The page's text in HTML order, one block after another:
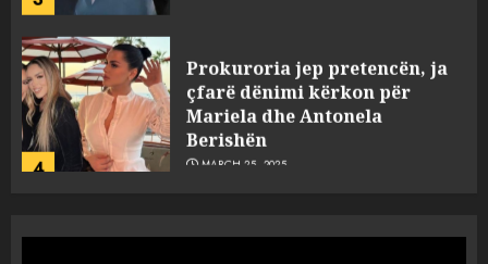
4
Prokuroria jep pretencën, ja
çfarë dënimi kërkon për
Mariela dhe Antonela
Berishën
MARCH 25, 2025